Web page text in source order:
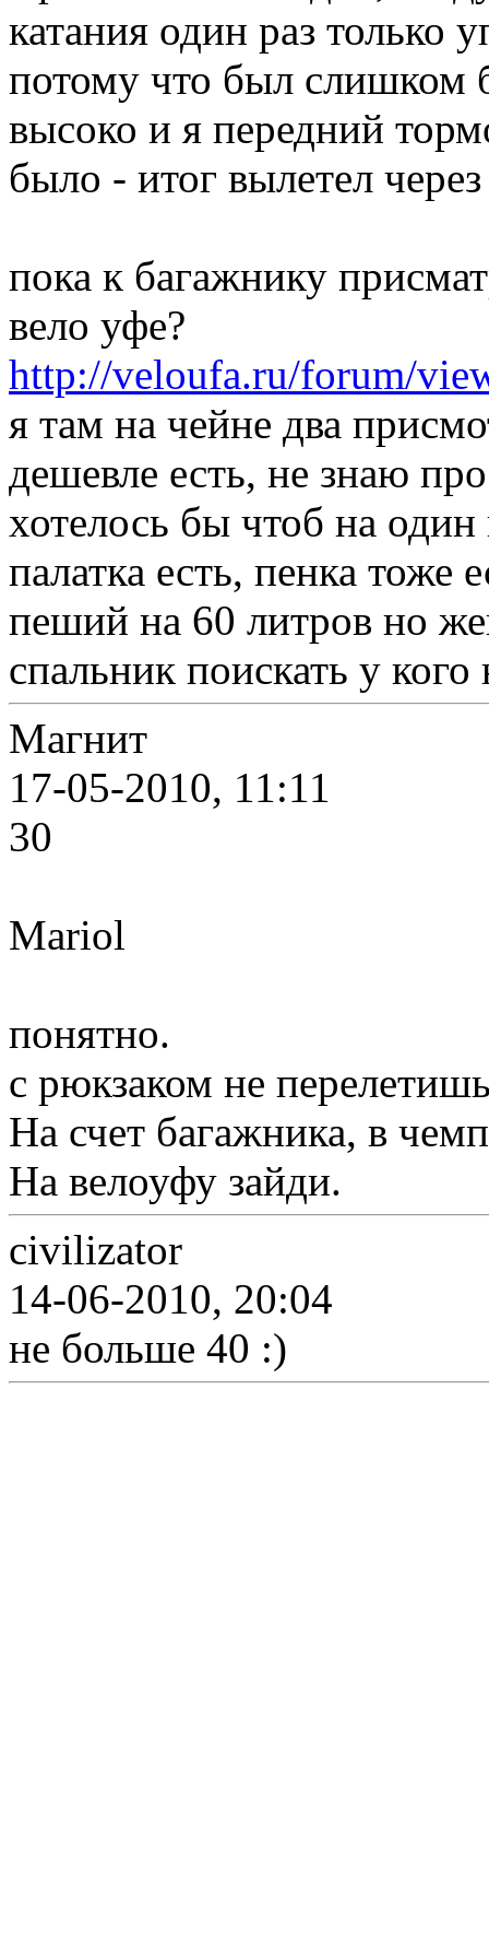
катания один раз только
потому что был слишком
высоко и я передний
было - итог вылетел
пока к багажнику
вело уфе?
http://veloufa.ru/forum/
я там на чейне два
дешевле есть, не знаю
хотелось бы чтоб на
палатка есть, пенка тоже
пеший на 60 литров но
спальник поискать у
Магнит
17-05-2010, 11:11
30
Mariol
понятно.
с рюкзаком не
На счет багажника, в
На велоуфу зайди.
civilizator
14-06-2010, 20:04
не больше 40 :)